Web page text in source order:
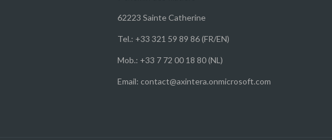
62223 Sainte Catherine
Tel.: +33 321 59 89 86 (FR/EN)
Mob.: +33 7 72 00 18 80 (NL)
Email: contact@axintera.onmicrosoft.com